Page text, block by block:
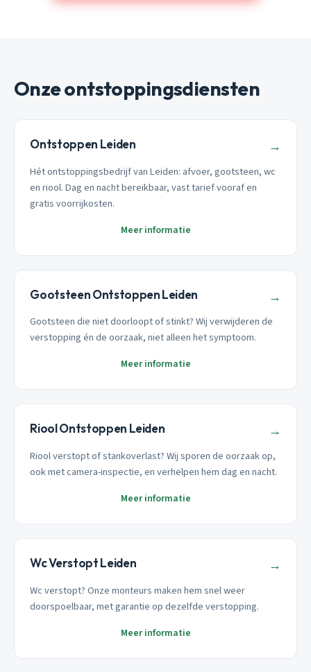
Onze ontstoppingsdiensten
Ontstoppen Leiden →
Hét ontstoppingsbedrijf van Leiden: afvoer, gootsteen, wc
en riool. Dag en nacht bereikbaar, vast tarief vooraf en
gratis voorrijkosten.
Meer informatie
Gootsteen Ontstoppen Leiden →
Gootsteen die niet doorloopt of stinkt? Wij verwijderen de
verstopping én de oorzaak, niet alleen het symptoom.
Meer informatie
Riool Ontstoppen Leiden →
Riool verstopt of stankoverlast? Wij sporen de oorzaak op,
ook met camera-inspectie, en verhelpen hem dag en nacht.
Meer informatie
Wc Verstopt Leiden →
Wc verstopt? Onze monteurs maken hem snel weer
doorspoelbaar, met garantie op dezelfde verstopping.
Meer informatie